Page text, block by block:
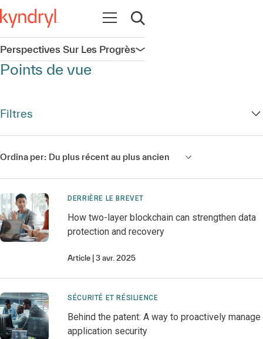
Ouvrir la navigation
Ouvrir la recherche
Perspectives Sur Les ProgrèsOuvrir la navigation
Points de vue
Filtres
Ordina per: Du plus récent au plus ancien
DERRIÈRE LE BREVET
How two-layer blockchain can strengthen data
protection and recovery
Article 3 avr. 2025
SÉCURITÉ ET RÉSILIENCE
Behind the patent: A way to proactively manage
application security